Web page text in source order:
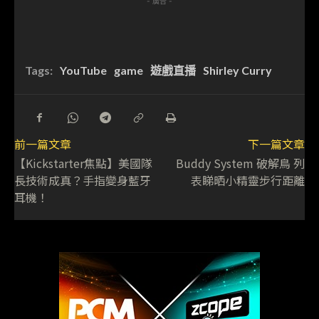
Tags: YouTube game 遊戲直播 Shirley Curry
前一篇文章
【Kickstarter焦點】美國隊
長技術成真？手指變身藍牙
耳機！
下一篇文章
Buddy System 破解鳥 列
表睇晒小精靈步行距離